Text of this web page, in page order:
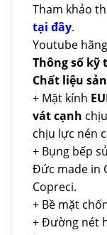
Tham khảo
tại đây.
Youtube
Thông số
Chất liệu
+ Mặt kính
vát cạnh
chịu lực nén
+ Bụng bếp
Đức made in
Copreci.
+ Bề mặt
+ Đường nét